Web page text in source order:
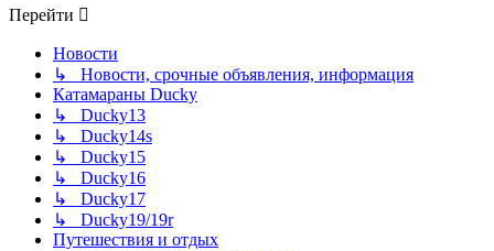
Перейти
Новости
↳ Новости, срочные объявления, информация
Катамараны Ducky
↳ Ducky13
↳ Ducky14s
↳ Ducky15
↳ Ducky16
↳ Ducky17
↳ Ducky19/19r
Путешествия и отдых